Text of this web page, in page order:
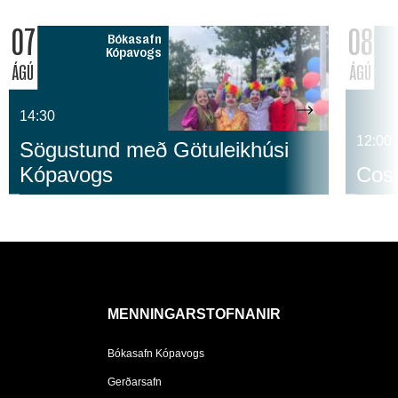
07
ÁGÚ
Bókasafn
Kópavogs
14:30
Sögustund með Götuleikhúsi
Kópavogs
08
ÁGÚ
12:00
MENNINGARSTOFNANIR
Bókasafn Kópavogs
Gerðarsafn